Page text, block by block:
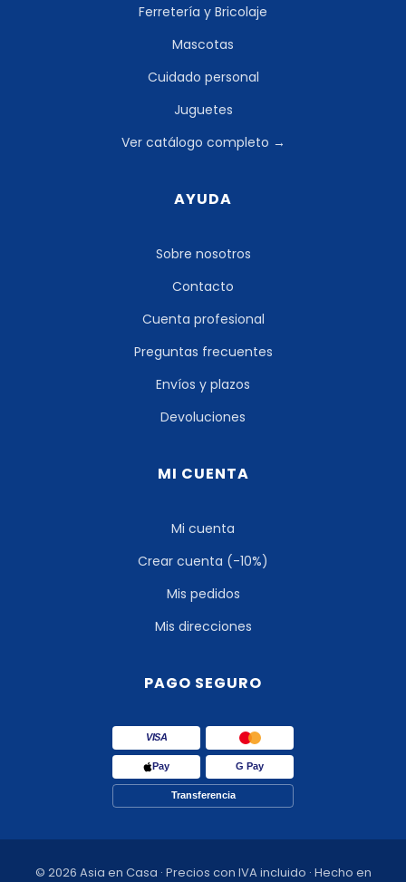
Ferretería y Bricolaje
Mascotas
Cuidado personal
Juguetes
Ver catálogo completo →
AYUDA
Sobre nosotros
Contacto
Cuenta profesional
Preguntas frecuentes
Envíos y plazos
Devoluciones
MI CUENTA
Mi cuenta
Crear cuenta (-10%)
Mis pedidos
Mis direcciones
PAGO SEGURO
VISA
Pay G Pay
Transferencia
© 2026 Asia en Casa · Precios con IVA incluido · Hecho en